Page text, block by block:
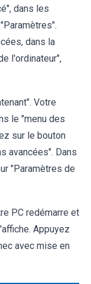
dans les
dans la
l'ordinateur",
Votre
le "menu des
sur le bouton
avancées". Dans
"Paramètres de
PC redémarre et
Appuyez
avec mise en